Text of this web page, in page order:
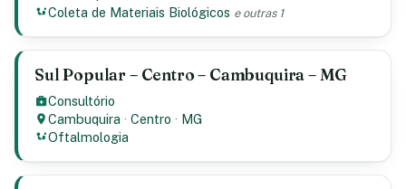
Coleta de Materiais Biológicos e outras 1
Sul Popular – Centro – Cambuquira – MG
Consultório
Cambuquira ·Centro · MG
Oftalmologia